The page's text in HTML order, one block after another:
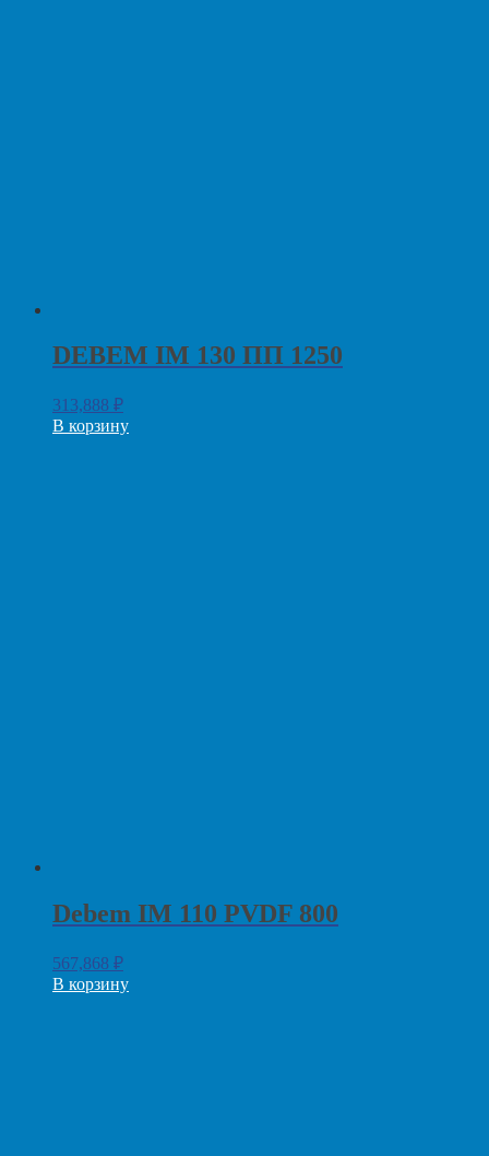
DEBEM IM 130 ПП 1250
313,888 ₽
В корзину
Debem IM 110 PVDF 800
567,868 ₽
В корзину